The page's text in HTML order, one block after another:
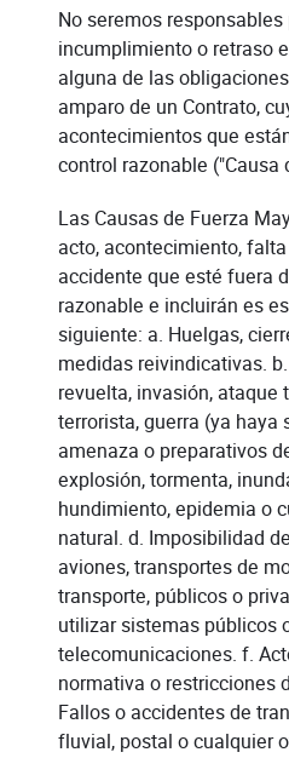
No seremos
incumplimiento o retraso
alguna de las
amparo de un Contrato,
acontecimientos que
control razonable ("Causa
Las Causas de Fuerza
acto, acontecimiento,
accidente que esté fuera
razonable e incluirán es
siguiente: a. Huelgas,
medidas reivindicativas.
revuelta, invasión, ataque
terrorista, guerra (ya haya
amenaza o preparativos
explosión, tormenta,
hundimiento, epidemia o
natural. d. Imposibilidad
aviones, transportes de
transporte, públicos o
utilizar sistemas públicos
telecomunicaciones. f.
normativa o restricciones
Fallos o accidentes de
fluvial, postal o cualquier